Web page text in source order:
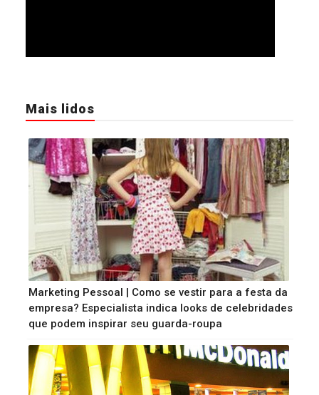
Mais lidos
Marketing Pessoal | Como se vestir para a festa da
empresa? Especialista indica looks de celebridades
que podem inspirar seu guarda-roupa